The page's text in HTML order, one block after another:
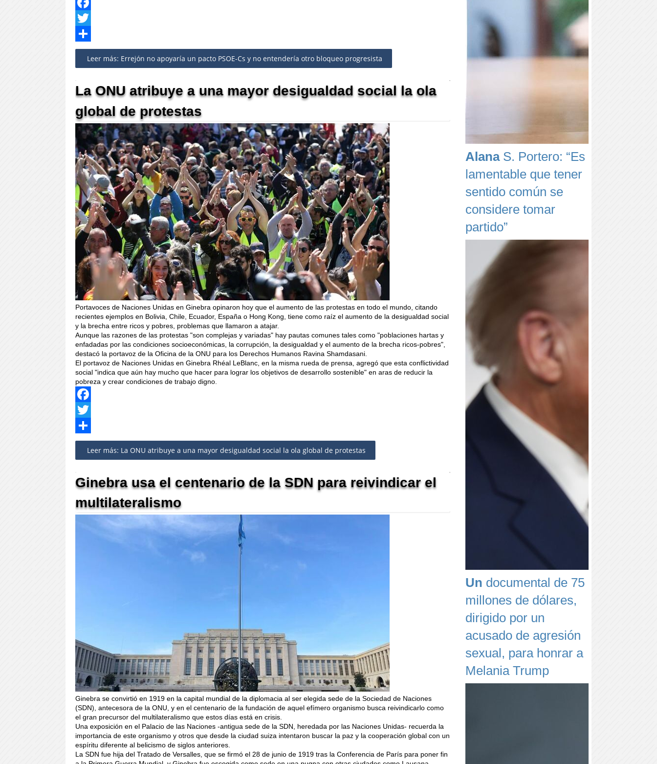
Facebook
Twitter
Share
Leer más: Errejón no apoyaría un pacto PSOE-Cs y no entendería otro bloqueo progresista
La ONU atribuye a una mayor desigualdad social la ola
global de protestas
Portavoces de Naciones Unidas en Ginebra opinaron hoy que el aumento de las protestas en todo el mundo, citando
recientes ejemplos en Bolivia, Chile, Ecuador, España o Hong Kong, tiene como raíz el aumento de la desigualdad social
y la brecha entre ricos y pobres, problemas que llamaron a atajar.
Aunque las razones de las protestas "son complejas y variadas" hay pautas comunes tales como "poblaciones hartas y
enfadadas por las condiciones socioeconómicas, la corrupción, la desigualdad y el aumento de la brecha ricos-pobres",
destacó la portavoz de la Oficina de la ONU para los Derechos Humanos Ravina Shamdasani.
El portavoz de Naciones Unidas en Ginebra Rhéal LeBlanc, en la misma rueda de prensa, agregó que esta conflictividad
social "indica que aún hay mucho que hacer para lograr los objetivos de desarrollo sostenible" en aras de reducir la
pobreza y crear condiciones de trabajo digno.
Facebook
Twitter
Share
Leer más: La ONU atribuye a una mayor desigualdad social la ola global de protestas
Ginebra usa el centenario de la SDN para reivindicar el
multilateralismo
Ginebra se convirtió en 1919 en la capital mundial de la diplomacia al ser elegida sede de la Sociedad de Naciones
(SDN), antecesora de la ONU, y en el centenario de la fundación de aquel efímero organismo busca reivindicarlo como
el gran precursor del multilateralismo que estos días está en crisis.
Una exposición en el Palacio de las Naciones -antigua sede de la SDN, heredada por las Naciones Unidas- recuerda la
importancia de este organismo y otros que desde la ciudad suiza intentaron buscar la paz y la cooperación global con un
espíritu diferente al belicismo de siglos anteriores.
La SDN fue hija del Tratado de Versalles, que se firmó el 28 de junio de 1919 tras la Conferencia de París para poner fin
AlanaS. Portero: “Es
lamentable que tener
sentido común se
considere tomar
partido”
Un documental de 75
millones de dólares,
dirigido por un
acusado de agresión
sexual, para honrar a
Melania Trump